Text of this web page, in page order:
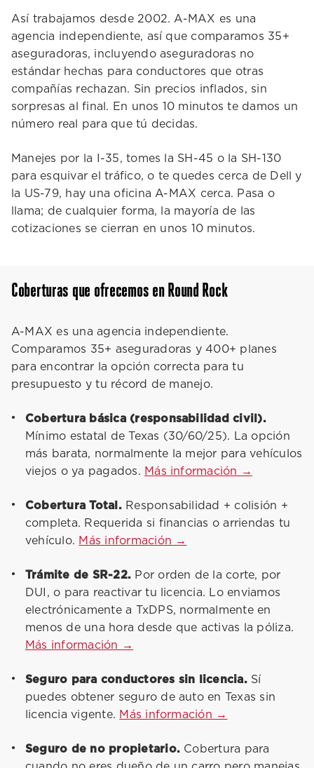
Así trabajamos desde 2002. A-MAX es una
agencia independiente, así que comparamos 35+
aseguradoras, incluyendo aseguradoras no
estándar hechas para conductores que otras
compañías rechazan. Sin precios inflados, sin
sorpresas al final. En unos 10 minutos te damos un
número real para que tú decidas.
Manejes por la I-35, tomes la SH-45 o la SH-130
para esquivar el tráfico, o te quedes cerca de Dell y
la US-79, hay una oficina A-MAX cerca. Pasa o
llama; de cualquier forma, la mayoría de las
cotizaciones se cierran en unos 10 minutos.
Coberturas que ofrecemos en Round Rock
A-MAX es una agencia independiente.
Comparamos 35+ aseguradoras y 400+ planes
para encontrar la opción correcta para tu
presupuesto y tu récord de manejo.
Cobertura básica (responsabilidad civil).
Mínimo estatal de Texas (30/60/25). La opción
más barata, normalmente la mejor para vehículos
viejos o ya pagados. Más información →
Cobertura Total.Responsabilidad + colisión +
completa. Requerida si financias o arriendas tu
vehículo. Más información →
Trámite de SR-22. Por orden de la corte, por
DUI, o para reactivar tu licencia. Lo enviamos
electrónicamente a TxDPS, normalmente en
menos de una hora desde que activas la póliza.
Más información →
Seguro para conductores sin licencia.Sí
puedes obtener seguro de auto en Texas sin
licencia vigente. Más información →
Seguro de no propietario. Cobertura para